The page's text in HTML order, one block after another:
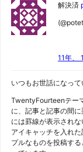
解決済
11年、
いつもお世話になって
TwentyFourteenテー
に、記事と記事の間
には罫線が表示されな
アイキャッチを入れ
プルなものを投稿す